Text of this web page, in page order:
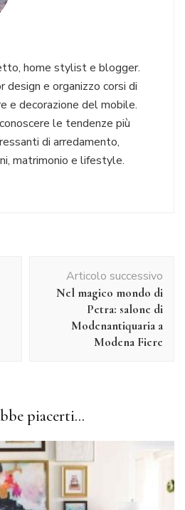
home stylist e blogger.
design e organizzo corsi di
e decorazione del mobile.
le tendenze più
di arredamento,
matrimonio e lifestyle.
Articolo successivo
Nel magico mondo di
Petra: salone di
Modenantiquaria a
Modena Fiere
piacerti...